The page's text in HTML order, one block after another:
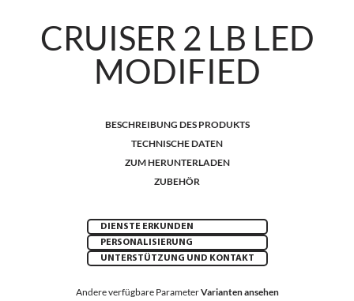
CRUISER 2 LB LED
MODIFIED
BESCHREIBUNG DES PRODUKTS
TECHNISCHE DATEN
ZUM HERUNTERLADEN
ZUBEHÖR
DIENSTE ERKUNDEN
PERSONALISIERUNG
UNTERSTÜTZUNG UND KONTAKT
Andere verfügbare ParameterVarianten ansehen